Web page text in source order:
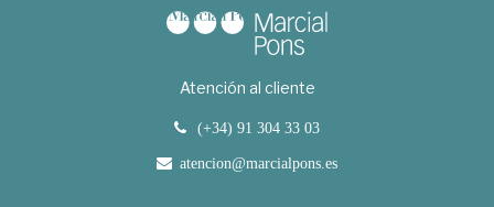
Atención al cliente
(+34) 91 304 33 03
atencion@marcialpons.es